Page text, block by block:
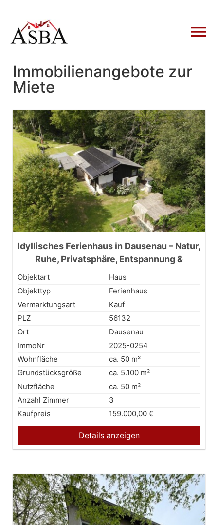
Immobilienangebote zur
Miete
Idyllisches Ferienhaus in Dausenau – Natur,
Ruhe, Privatsphäre, Entspannung &
Erholung im Grünen
Objektart
Haus
Objekttyp
Ferienhaus
Vermarktungsart
Kauf
PLZ
56132
Ort
Dausenau
ImmoNr
2025-0254
Wohnfläche
ca. 50 m²
Grundstücksgröße
ca. 5.100 m²
Nutzfläche
ca. 50 m²
Anzahl Zimmer
3
Kaufpreis
159.000,00 €
Details anzeigen